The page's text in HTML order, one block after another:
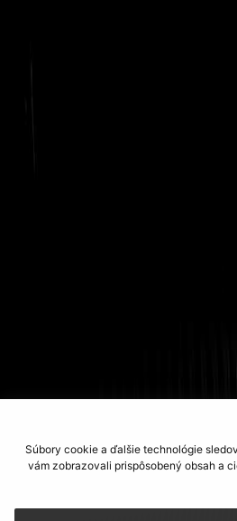
Súbory cookie a ďalšie technológie
vám zobrazovali prispôsobený obsah a